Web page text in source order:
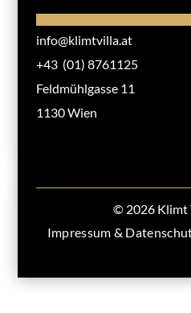
info@klimtvilla.at
+43 (01) 8761125
Feldmühlgasse 11
1130 Wien
© 2026 Klimt
Impressum &